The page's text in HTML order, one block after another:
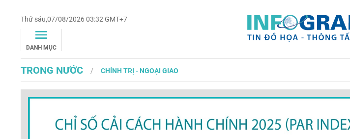
Thứ sáu,07/08/2026 03:32 GMT+7
DANH MỤC
TRONG NƯỚC CHÍNH TRỊ - NGOẠI GIAO